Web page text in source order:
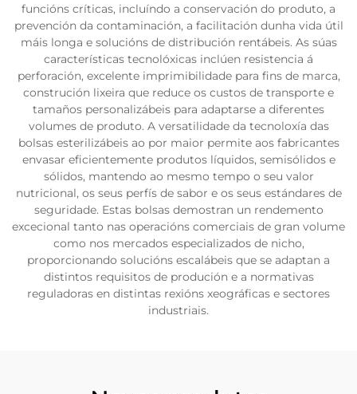
funcións críticas, incluíndo a conservación do produto, a
prevención da contaminación, a facilitación dunha vida útil
máis longa e solucións de distribución rentábeis. As súas
características tecnolóxicas inclúen resistencia á
perforación, excelente imprimibilidade para fins de marca,
construción lixeira que reduce os custos de transporte e
tamaños personalizábeis para adaptarse a diferentes
volumes de produto. A versatilidade da tecnoloxía das
bolsas esterilizábeis ao por maior permite aos fabricantes
envasar eficientemente produtos líquidos, semisólidos e
sólidos, mantendo ao mesmo tempo o seu valor
nutricional, os seus perfís de sabor e os seus estándares de
seguridade. Estas bolsas demostran un rendemento
excecional tanto nas operacións comerciais de gran volume
como nos mercados especializados de nicho,
proporcionando solucións escalábeis que se adaptan a
distintos requisitos de produción e a normativas
reguladoras en distintas rexións xeográficas e sectores
industriais.